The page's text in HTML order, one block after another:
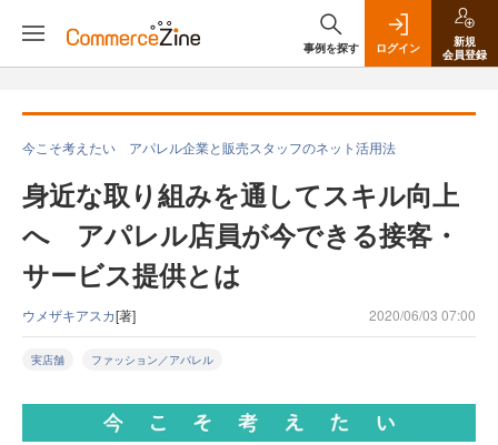
事例を探す ログイン
新規
会員登録
今こそ考えたい アパレル企業と販売スタッフのネット活用法
身近な取り組みを通してスキル向上
へ アパレル店員が今できる接客・
サービス提供とは
ウメザキアスカ[著] 2020/06/03 07:00
実店舗 ファッション／アパレル